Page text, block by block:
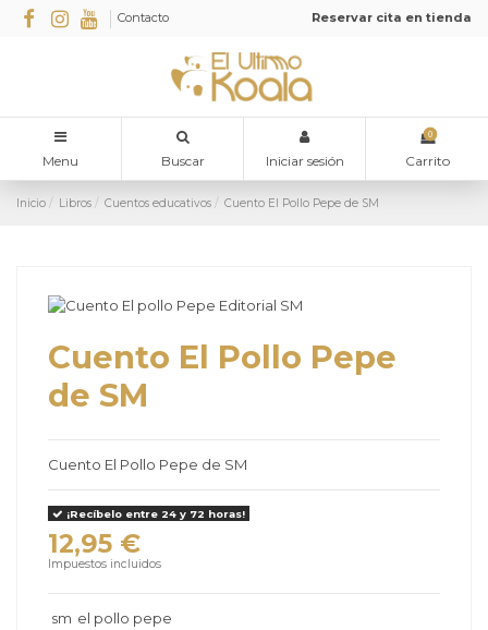
Contacto Reservar cita en tienda
Menu Buscar Iniciar sesión
0
Carrito
Inicio Libros Cuentos educativos Cuento El Pollo Pepe de SM
Cuento El Pollo Pepe
de SM
Cuento El Pollo Pepe de SM
¡Recíbelo entre 24 y 72 horas!
12,95 €
Impuestos incluidos
sm el pollo pepe